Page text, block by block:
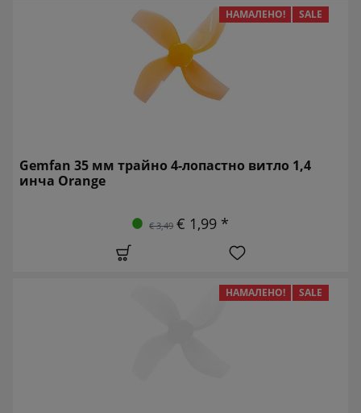
НАМАЛЕНО! SALE
Gemfan 35 мм трайно 4-лопастно витло 1,4
инча Orange
€ 3,49 € 1,99 *
НАМАЛЕНО! SALE